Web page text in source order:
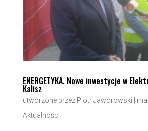
ENERGETYKA. Nowe inwestycje w
Kalisz
utworzone przez Piotr Jaworowski |
Aktualności